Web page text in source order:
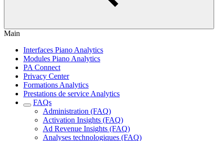
Main
Interfaces Piano Analytics
Modules Piano Analytics
PA Connect
Privacy Center
Formations Analytics
Prestations de service Analytics
FAQs
Administration (FAQ)
Activation Insights (FAQ)
Ad Revenue Insights (FAQ)
Analyses technologiques (FAQ)